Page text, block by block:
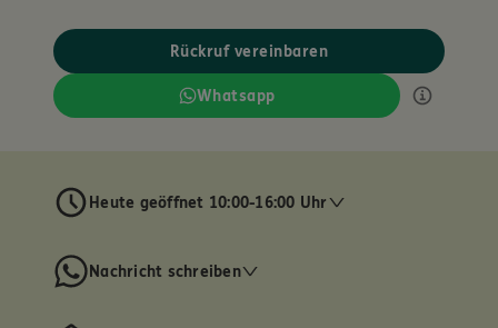
Rückruf vereinbaren
Whatsapp
Heute geöffnet 10:00-16:00 Uhr
Nachricht schreiben